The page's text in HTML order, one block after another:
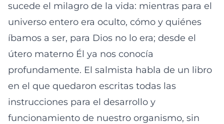
sucede el milagro de la vida: mientras para el
universo entero era oculto, cómo y quiénes
íbamos a ser, para Dios no lo era; desde el
útero materno Él ya nos conocía
profundamente. El salmista habla de un libro
en el que quedaron escritas todas las
instrucciones para el desarrollo y
funcionamiento de nuestro organismo, sin